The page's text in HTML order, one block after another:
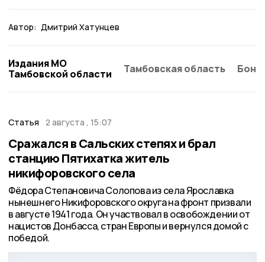
Автор: Дмитрий Хатунцев
Издания МО
Тамбовской области
Тамбовская область
Статья 2 августа , 15:07
Сражался в Сальских степях и брал
станцию Пятихатка житель
никифоровского села
Фёдора Степановича Солопова из села Ярославка
нынешнего Никифоровского округа на фронт призвали
в августе 1941 года. Он участвовал в освобождении от
нацистов Донбасса, стран Европы и вернулся домой с
победой.